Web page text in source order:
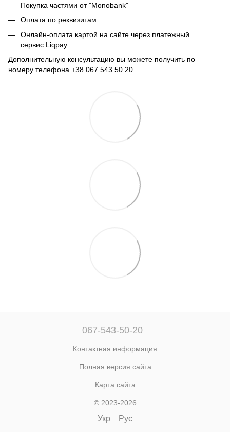
Покупка частями от "Monobank"
Оплата по реквизитам
Онлайн-оплата картой на сайте через платежный
сервис Liqpay
Дополнительную консультацию вы можете получить по
номеру телефона +38 067 543 50 20
067-543-50-20
Контактная информация
Полная версия сайта
Карта сайта
© 2023-2026
Укр Рус